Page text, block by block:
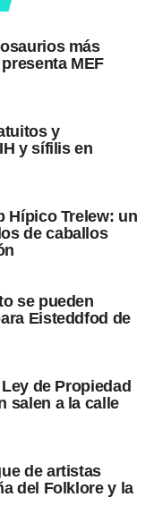
más
MEF
y
y sífilis en
Hípico Trelew: un
de caballos
se pueden
Eisteddfod de
de Propiedad
salen a la calle
de artistas
del Folklore y la